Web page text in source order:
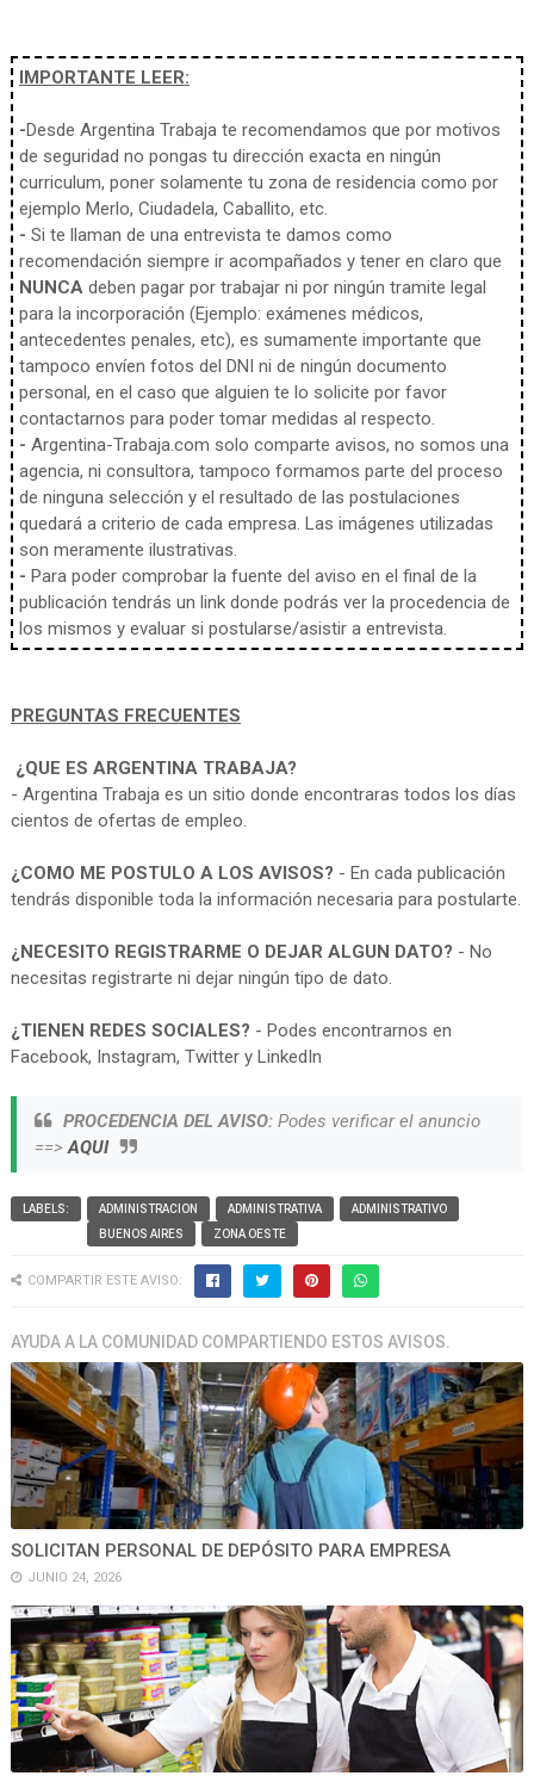
IMPORTANTE LEER:
-Desde Argentina Trabaja te recomendamos que por motivos
de seguridad no pongas tu dirección exacta en ningún
curriculum, poner solamente tu zona de residencia como por
ejemplo Merlo, Ciudadela, Caballito, etc.
- Si te llaman de una entrevista te damos como
recomendación siempre ir acompañados y tener en claro que
NUNCAdeben pagar por trabajar ni por ningún tramite legal
para la incorporación (Ejemplo: exámenes médicos,
antecedentes penales, etc), es sumamente importante que
tampoco envíen fotos del DNI ni de ningún documento
personal, en el caso que alguien te lo solicite por favor
contactarnos para poder tomar medidas al respecto.
- Argentina-Trabaja.com solo comparte avisos, no somos una
agencia, ni consultora, tampoco formamos parte del proceso
de ninguna selección y el resultado de las postulaciones
quedará a criterio de cada empresa. Las imágenes utilizadas
son meramente ilustrativas.
- Para poder comprobar la fuente del aviso en el final de la
publicación tendrás un link donde podrás ver la procedencia de
los mismos y evaluar si postularse/asistir a entrevista.
PREGUNTAS FRECUENTES
¿QUE ES ARGENTINA TRABAJA?
- Argentina Trabaja es un sitio donde encontraras todos los días
cientos de ofertas de empleo.
¿COMO ME POSTULO A LOS AVISOS? - En cada publicación
tendrás disponible toda la información necesaria para postularte.
¿NECESITO REGISTRARME O DEJAR ALGUN DATO? - No
necesitas registrarte ni dejar ningún tipo de dato.
¿TIENEN REDES SOCIALES? - Podes encontrarnos en
Facebook, Instagram, Twitter y LinkedIn
PROCEDENCIA DEL AVISO:Podes verificar el anuncio
==>AQUI
LABELS: ADMINISTRACION ADMINISTRATIVA
ADMINISTRATIVO
BUENOS AIRES
ZONA OESTE
COMPARTIR ESTE AVISO:
AYUDA A LA COMUNIDAD COMPARTIENDO ESTOS AVISOS.
SOLICITAN PERSONAL DE DEPÓSITO PARA EMPRESA
JUNIO 24, 2026